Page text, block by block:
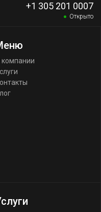
+1 305 201 0007
Открыто